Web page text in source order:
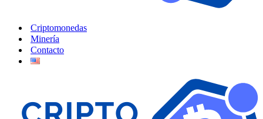
Criptomonedas
Minería
Contacto